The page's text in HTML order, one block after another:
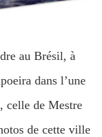
au Brésil, à
dans l’une
celle de Mestre
de cette ville